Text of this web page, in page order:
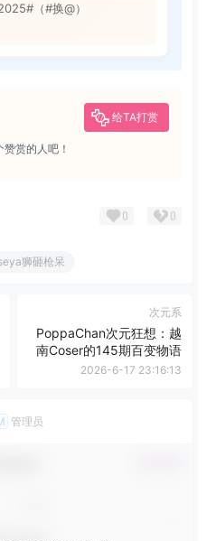
（#换@）
给TA打赏
赏的人吧！
0 0
狮砸枪呆
次元系
PoppaChan次元狂想：越
南Coser的145期百变物语
2026-6-17 23:16:13
管理员